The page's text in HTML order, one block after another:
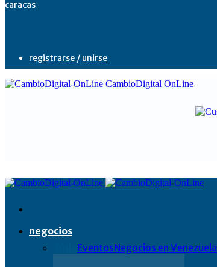
caracas
registrarse / unirse
CambioDigital OnLine
negocios
EventosNegocios en Venezuela